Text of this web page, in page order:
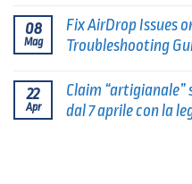
08
Mag
Fix AirDrop Issues
Troubleshooting
22
Apr
Claim “artigianale”
dal 7 aprile con la